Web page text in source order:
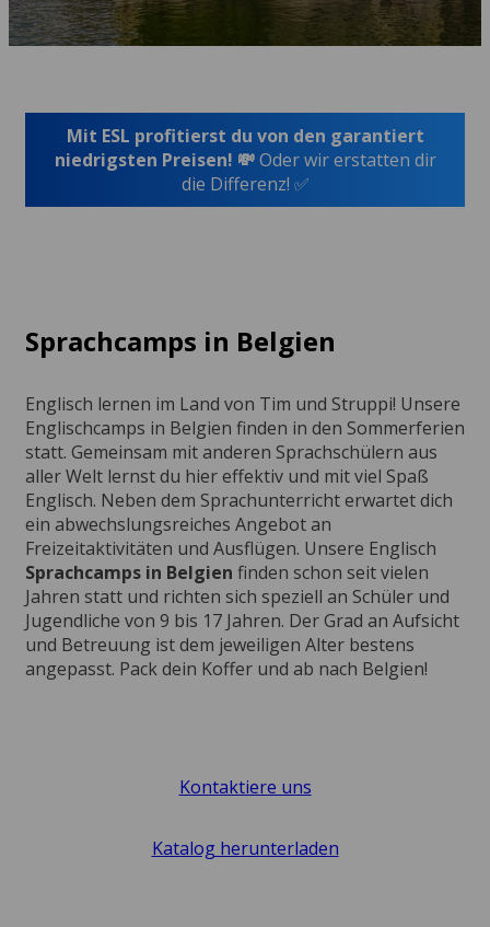
Mit ESL profitierst du von den garantiert
niedrigsten Preisen! 💸Oder wir erstatten dir
die Differenz! ✅
Sprachcamps in Belgien
Englisch lernen im Land von Tim und Struppi! Unsere
Englischcamps in Belgien finden in den Sommerferien
statt. Gemeinsam mit anderen Sprachschülern aus
aller Welt lernst du hier effektiv und mit viel Spaß
Englisch. Neben dem Sprachunterricht erwartet dich
ein abwechslungsreiches Angebot an
Freizeitaktivitäten und Ausflügen. Unsere Englisch
Sprachcamps in Belgien finden schon seit vielen
Jahren statt und richten sich speziell an Schüler und
Jugendliche von 9 bis 17 Jahren. Der Grad an Aufsicht
und Betreuung ist dem jeweiligen Alter bestens
angepasst. Pack dein Koffer und ab nach Belgien!
Kontaktiere uns
Katalog herunterladen